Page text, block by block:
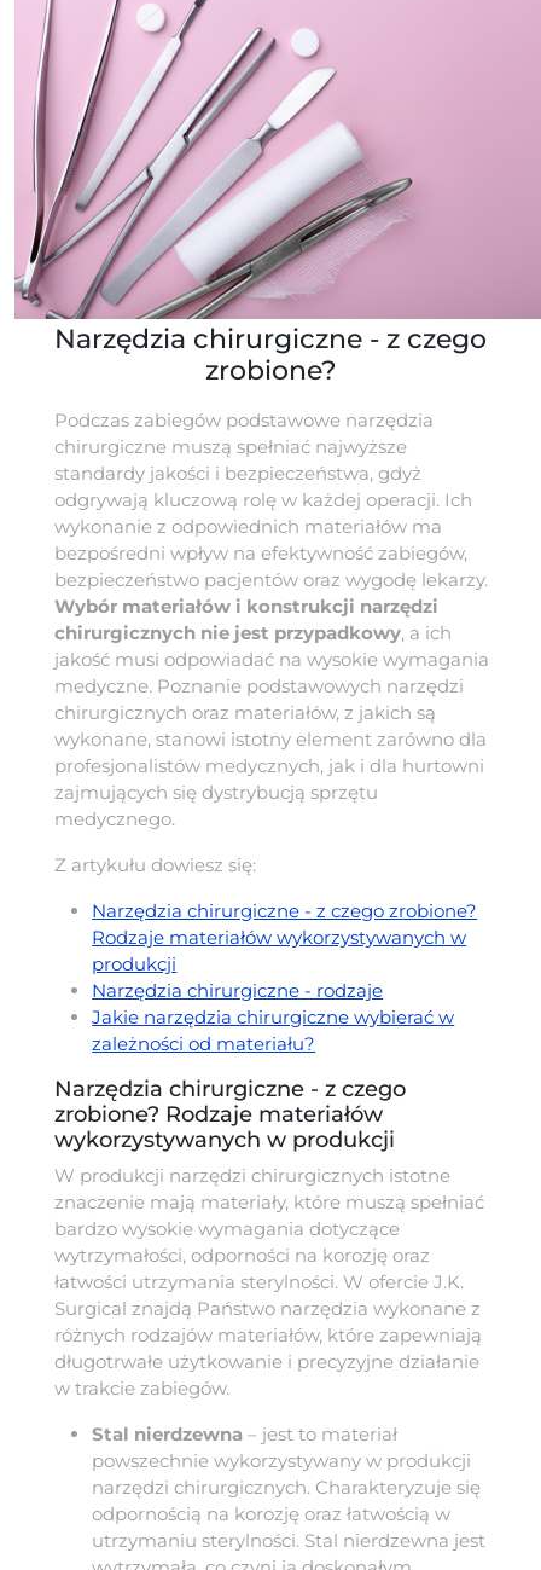
Narzędzia chirurgiczne - z czego
zrobione?
Podczas zabiegów podstawowe narzędzia
chirurgiczne muszą spełniać najwyższe
standardy jakości i bezpieczeństwa, gdyż
odgrywają kluczową rolę w każdej operacji. Ich
wykonanie z odpowiednich materiałów ma
bezpośredni wpływ na efektywność zabiegów,
bezpieczeństwo pacjentów oraz wygodę lekarzy.
Wybór materiałów i konstrukcji narzędzi
chirurgicznych nie jest przypadkowy, a ich
jakość musi odpowiadać na wysokie wymagania
medyczne. Poznanie podstawowych narzędzi
chirurgicznych oraz materiałów, z jakich są
wykonane, stanowi istotny element zarówno dla
profesjonalistów medycznych, jak i dla hurtowni
zajmujących się dystrybucją sprzętu
medycznego.
Z artykułu dowiesz się:
Narzędzia chirurgiczne - z czego zrobione?
Rodzaje materiałów wykorzystywanych w
produkcji
Narzędzia chirurgiczne - rodzaje
Jakie narzędzia chirurgiczne wybierać w
zależności od materiału?
Narzędzia chirurgiczne - z czego
zrobione? Rodzaje materiałów
wykorzystywanych w produkcji
W produkcji narzędzi chirurgicznych istotne
znaczenie mają materiały, które muszą spełniać
bardzo wysokie wymagania dotyczące
wytrzymałości, odporności na korozję oraz
łatwości utrzymania sterylności. W ofercie J.K.
Surgical znajdą Państwo narzędzia wykonane z
różnych rodzajów materiałów, które zapewniają
długotrwałe użytkowanie i precyzyjne działanie
w trakcie zabiegów.
Stal nierdzewna – jest to materiał
powszechnie wykorzystywany w produkcji
narzędzi chirurgicznych. Charakteryzuje się
odpornością na korozję oraz łatwością w
utrzymaniu sterylności. Stal nierdzewna jest